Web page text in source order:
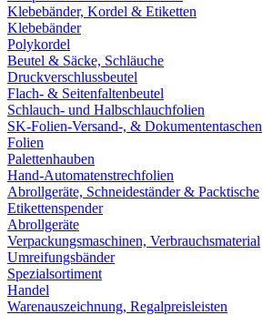
Klebebänder, Kordel & Etiketten
Klebebänder
Polykordel
Beutel & Säcke, Schläuche
Druckverschlussbeutel
Flach- & Seitenfaltenbeutel
Schlauch- und Halbschlauchfolien
SK-Folien-Versand-, & Dokumententaschen
Folien
Palettenhauben
Hand-Automatenstrechfolien
Abrollgeräte, Schneideständer & Packtische
Etikettenspender
Abrollgeräte
Verpackungsmaschinen, Verbrauchsmaterial
Umreifungsbänder
Spezialsortiment
Handel
Warenauszeichnung, Regalpreisleisten